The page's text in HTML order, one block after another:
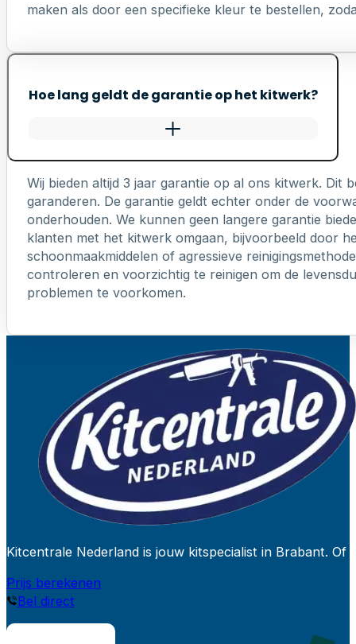
maken als door een specifieke kleur te bestellen,
Hoe lang geldt de garantie op het kitwerk?
Wij bieden altijd 3 jaar garantie op al ons kitwerk. Dit
garanderen. De garantie geldt echter onder de
onderhouden. We kunnen geen langere garantie
klanten met het kitwerk omgaan, bijvoorbeeld door
schoonmaakmiddelen of agressieve
controleren en voorzichtig te reinigen om de
problemen te voorkomen.
Kitcentrale Nederland is jouw kitspecialist in Brabant.
Prijs berekenen
Bel direct